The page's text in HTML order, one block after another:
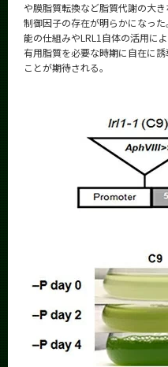
や膜脂質転換など脂質代謝の大
制御因子の存在が明らかになっ
能の仕組みやLRL1自体の活用に
有用脂質を必要な時期に自在に
ことが期待される。